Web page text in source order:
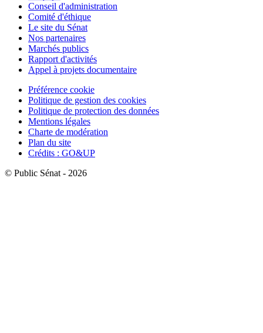
Conseil d'administration
Comité d'éthique
Le site du Sénat
Nos partenaires
Marchés publics
Rapport d'activités
Appel à projets documentaire
Préférence cookie
Politique de gestion des cookies
Politique de protection des données
Mentions légales
Charte de modération
Plan du site
Crédits : GO&UP
© Public Sénat - 2026